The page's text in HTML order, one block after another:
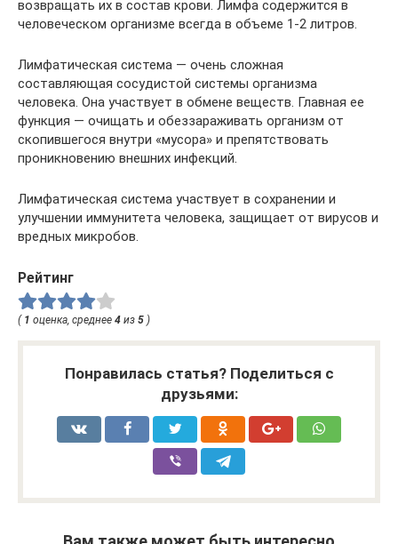
возвращать их в состав крови. Лимфа содержится в
человеческом организме всегда в объеме 1-2 литров.
Лимфатическая система — очень сложная
составляющая сосудистой системы организма
человека. Она участвует в обмене веществ. Главная ее
функция — очищать и обеззараживать организм от
скопившегося внутри «мусора» и препятствовать
проникновению внешних инфекций.
Лимфатическая система участвует в сохранении и
улучшении иммунитета человека, защищает от вирусов и
вредных микробов.
Рейтинг
( 1 оценка, среднее 4 из 5 )
Понравилась статья? Поделиться с
друзьями: